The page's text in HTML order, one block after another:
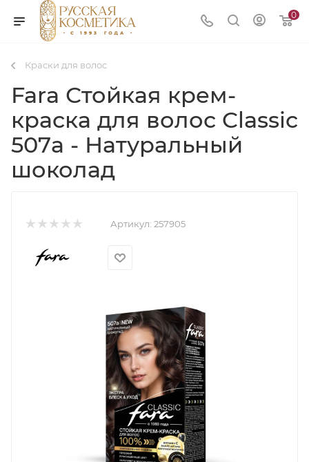
0
Краски для волос
Fara Стойкая крем-
краска для волос Classic
507а - Натуральный
шоколад
Артикул: 257905